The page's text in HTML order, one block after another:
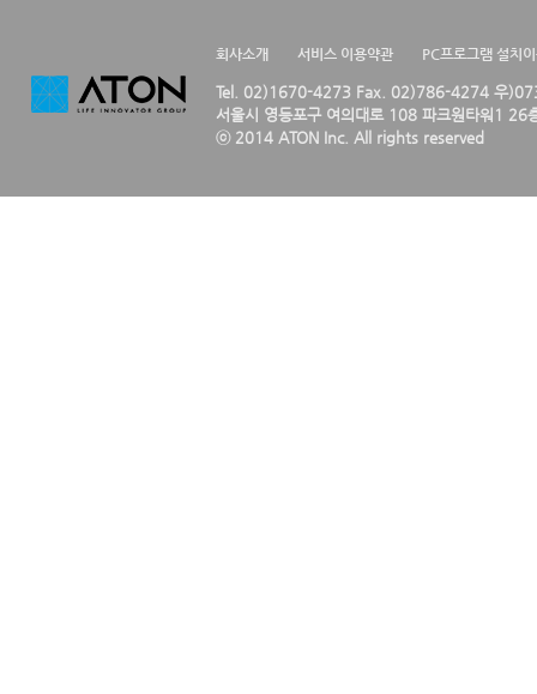
회사소개 서비스 이용약관 PC프로그램 설치
Tel. 02)1670-4273 Fax. 02)786-4274 우
서울시 영등포구 여의대로 108 파크원타워1 26
ⓒ 2014 ATON Inc. All rights reserved